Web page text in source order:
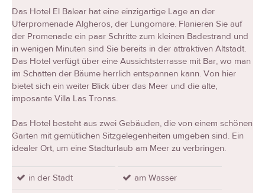
Das Hotel El Balear hat eine einzigartige Lage an der
Uferpromenade Algheros, der Lungomare. Flanieren Sie auf
der Promenade ein paar Schritte zum kleinen Badestrand und
in wenigen Minuten sind Sie bereits in der attraktiven Altstadt.
Das Hotel verfügt über eine Aussichtsterrasse mit Bar, wo man
im Schatten der Bäume herrlich entspannen kann. Von hier
bietet sich ein weiter Blick über das Meer und die alte,
imposante Villa Las Tronas.
Das Hotel besteht aus zwei Gebäuden, die von einem schönen
Garten mit gemütlichen Sitzgelegenheiten umgeben sind. Ein
idealer Ort, um eine Stadturlaub am Meer zu verbringen.
in der Stadt
am Wasser